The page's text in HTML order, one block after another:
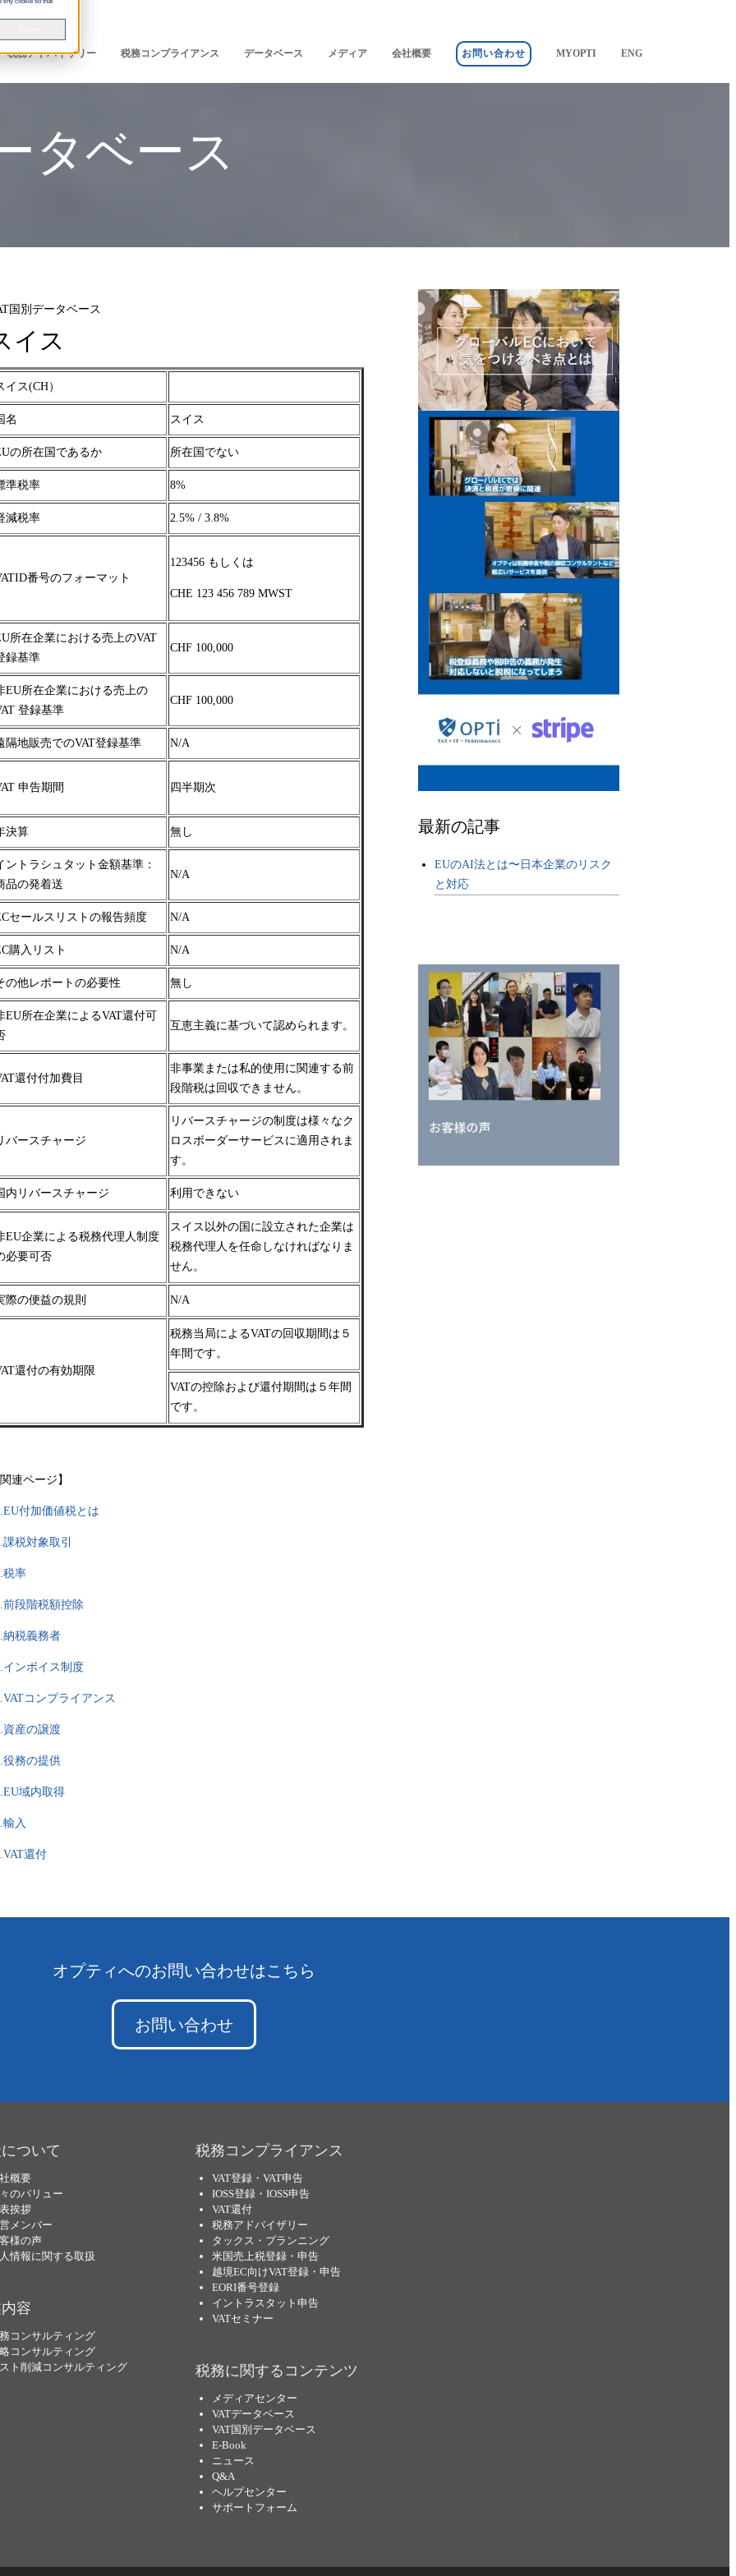
税務アドバイザリー 税務コンプライアンス データベース メディア 会社概要 お問い合わせ MYOPTI ENG
タベース
国別データベース
イス
イス(CH）
名 スイス
の所在国であるか 所在国でない
準税率 8%
減税率 2.5% / 3.8%
番号のフォーマット
123456 もしくは
CHE 123 456 789 MWST
所在企業における売上のVAT
録基準
CHF 100,000
EU所在企業における売上の
登録基準
CHF 100,000
隔地販売でのVAT登録基準 N/A
申告期間 四半期次
決算 無し
ントラシュタット金額基準：
品の発着送
N/A
セールスリストの報告頻度 N/A
購入リスト N/A
の他レポートの必要性 無し
EU所在企業によるVAT還付可
互恵主義に基づいて認められます。
還付付加費目
非事業または私的使用に関連する前
段階税は回収できません。
バースチャージ
リバースチャージの制度は様々なク
ロスボーダーサービスに適用されま
す。
内リバースチャージ 利用できない
EU企業による税務代理人制度
必要可否
スイス以外の国に設立された企業は
税務代理人を任命しなければなりま
せん。
際の便益の規則 N/A
還付の有効期限
税務当局によるVATの回収期間は５
年間です。
VATの控除および還付期間は５年間
です。
関連ページ】
EU付加価値税とは
課税対象取引
税率
.前段階税額控除
.納税義務者
.インボイス制度
.VATコンプライアンス
.資産の譲渡
.役務の提供
域内取得
輸入
還付
最新の記事
EUのAI法とは〜日本企業のリスク
と対応
オプティへのお問い合わせはこちら
お問い合わせ
ついて
概要
のバリュー
挨拶
メンバー
様の声
情報に関する取扱
容
コンサルティング
コンサルティング
ト削減コンサルティング
税務コンプライアンス
VAT登録・VAT申告
IOSS登録・IOSS申告
VAT還付
税務アドバイザリー
タックス・プランニング
米国売上税登録・申告
越境EC向けVAT登録・申告
EORI番号登録
イントラスタット申告
VATセミナー
税務に関するコンテンツ
メディアセンター
VATデータベース
VAT国別データベース
E-Book
ニュース
Q&A
ヘルプセンター
サポートフォーム